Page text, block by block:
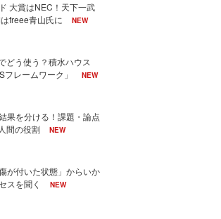
大賞はNEC！天下一武
freee青山氏に
NEW
どう使う？積水ハウス
レームワーク」
NEW
果を分ける！課題・論点
間の役割
NEW
が付いた状態」からいか
スを聞く
NEW